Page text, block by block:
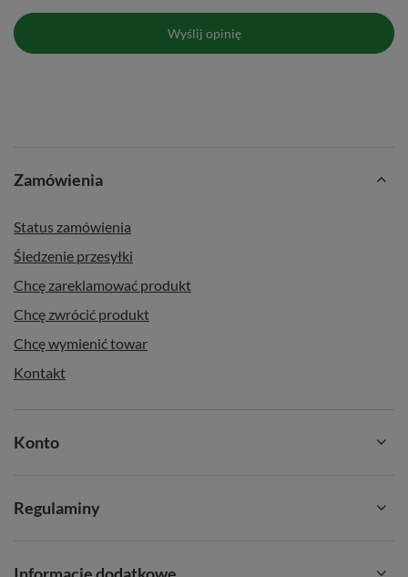
Wyślij opinię
Zamówienia
Status zamówienia
Śledzenie przesyłki
Chcę zareklamować produkt
Chcę zwrócić produkt
Chcę wymienić towar
Kontakt
Konto
Regulaminy